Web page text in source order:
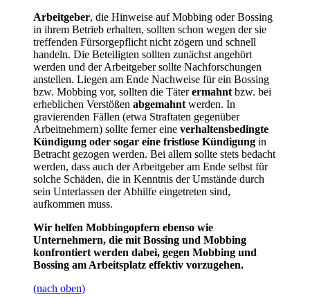
Arbeitgeber, die Hinweise auf Mobbing oder Bossing
in ihrem Betrieb erhalten, sollten schon wegen der sie
treffenden Fürsorgepflicht nicht zögern und schnell
handeln. Die Beteiligten sollten zunächst angehört
werden und der Arbeitgeber sollte Nachforschungen
anstellen. Liegen am Ende Nachweise für ein Bossing
bzw. Mobbing vor, sollten die Täterermahnt bzw. bei
erheblichen Verstößen abgemahnt werden. In
gravierenden Fällen (etwa Straftaten gegenüber
Arbeitnehmern) sollte ferner eine verhaltensbedingte
Kündigung oder sogar eine fristlose Kündigung in
Betracht gezogen werden. Bei allem sollte stets bedacht
werden, dass auch der Arbeitgeber am Ende selbst für
solche Schäden, die in Kenntnis der Umstände durch
sein Unterlassen der Abhilfe eingetreten sind,
aufkommen muss.
Wir helfen Mobbingopfern ebenso wie
Unternehmern, die mit Bossing und Mobbing
konfrontiert werden dabei, gegen Mobbing und
Bossing am Arbeitsplatz effektiv vorzugehen.
(nach oben)